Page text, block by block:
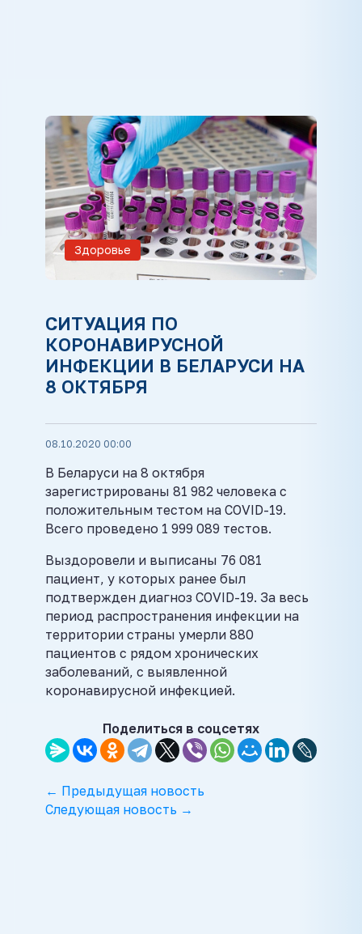
Здоровье
СИТУАЦИЯ ПО
КОРОНАВИРУСНОЙ
ИНФЕКЦИИ В БЕЛАРУСИ НА
8 ОКТЯБРЯ
08.10.2020 00:00
В Беларуси на 8 октября
зарегистрированы 81 982 человека с
положительным тестом на COVID-19.
Всего проведено 1 999 089 тестов.
Выздоровели и выписаны 76 081
пациент, у которых ранее был
подтвержден диагноз COVID-19. За весь
период распространения инфекции на
территории страны умерли 880
пациентов с рядом хронических
заболеваний, с выявленной
коронавирусной инфекцией.
Поделиться в соцсетях
← Предыдущая новость
Следующая новость →